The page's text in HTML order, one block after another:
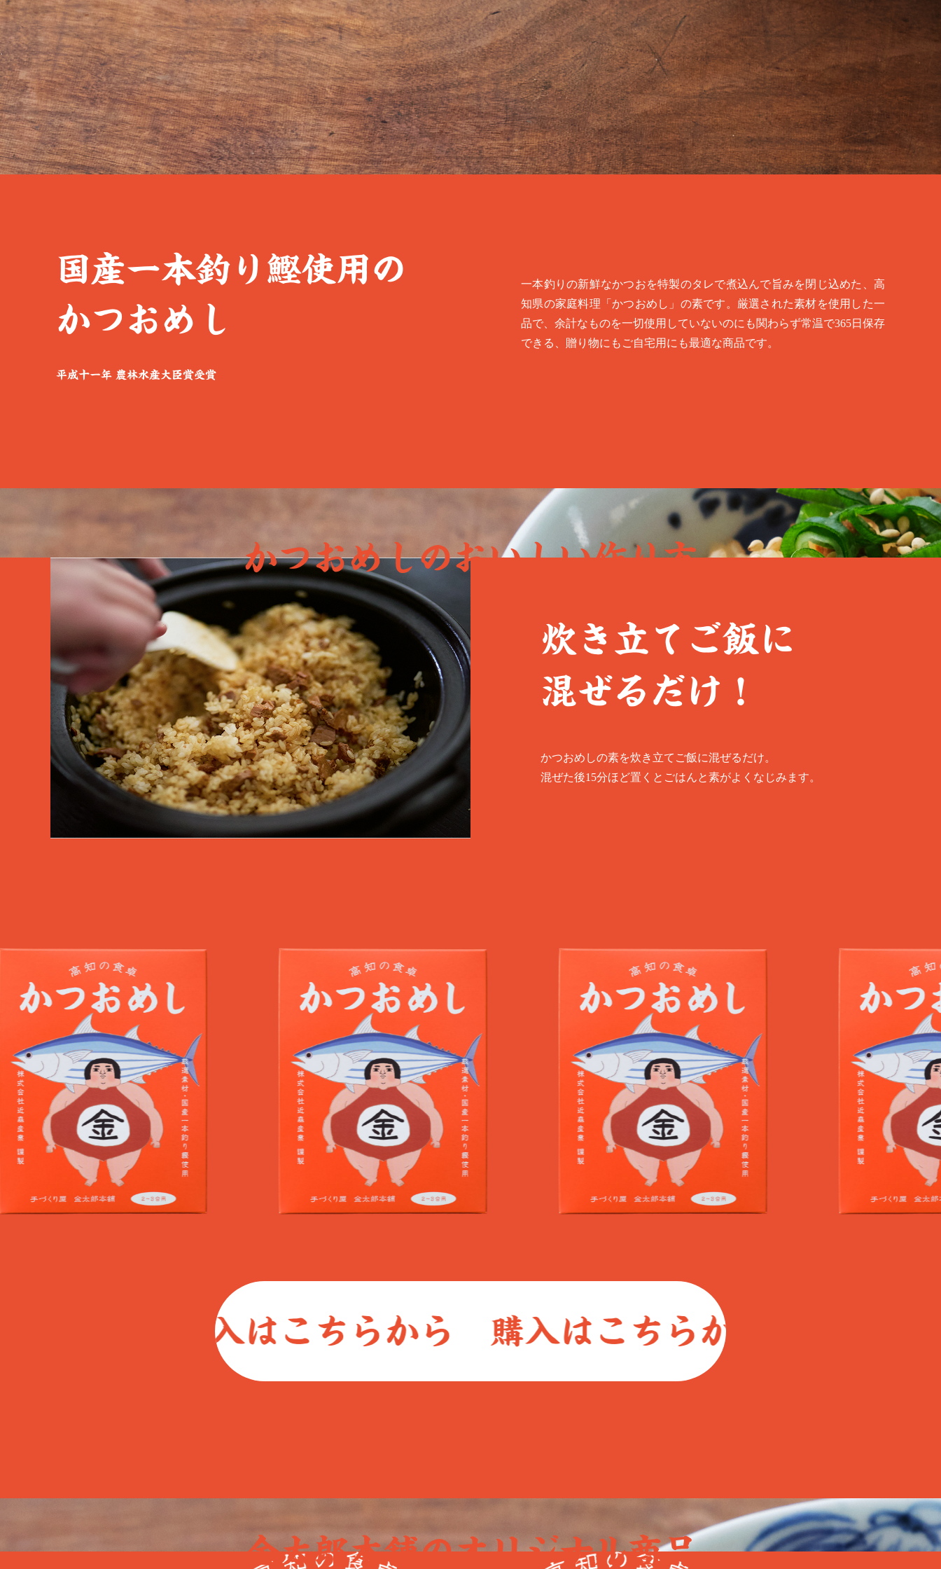
国産一本釣り鰹使用の
かつおめし
平成十一年 農林水産大臣賞受賞
一本釣りの新鮮なかつおを特製のタレで煮込んで旨みを閉じ込めた、高
知県の家庭料理「かつおめし」の素です。厳選された素材を使用した一
品で、余計なものを一切使用していないのにも関わらず常温で365日保存
できる、贈り物にもご自宅用にも最適な商品です。
かつおめしのおいしい作り方
炊き立てご飯に
混ぜるだけ！
かつおめしの素を炊き立てご飯に混ぜるだけ。
混ぜた後15分ほど置くとごはんと素がよくなじみます。
から 購入はこちらから 購入はこちらから
金太郎本舗のオリジナル商品